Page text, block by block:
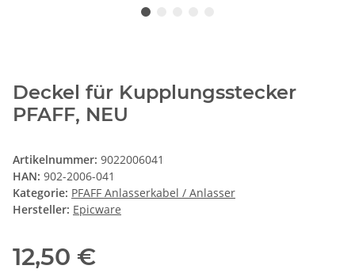
Deckel für Kupplungsstecker
PFAFF, NEU
Artikelnummer: 9022006041
HAN: 902-2006-041
Kategorie: PFAFF Anlasserkabel / Anlasser
Hersteller: Epicware
12,50 €